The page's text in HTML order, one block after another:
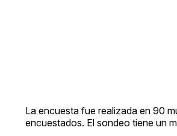
La encuesta fue realizada en 90
encuestados. El sondeo tiene un